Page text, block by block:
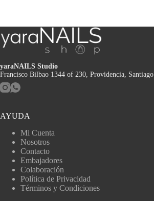
yaraNAILS Studio
Francisco Bilbao 1344 of 230, Providencia, Santiago
AYUDA
Mi Cuenta
Nosotros
Contacto
Embajadores
Colaboración
Política de Privacidad
Términos y Condiciones